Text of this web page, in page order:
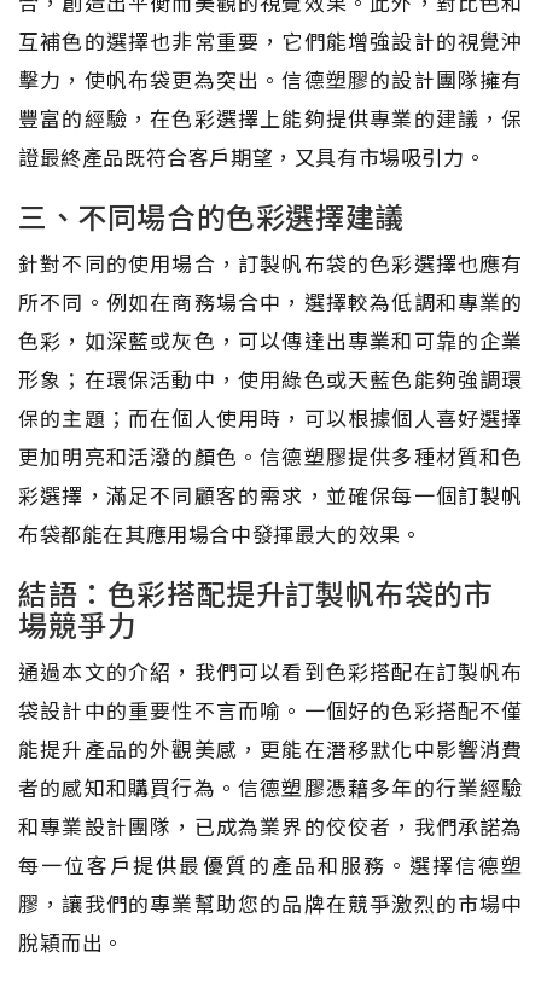
互補色的選擇也非常重要，它們能增強設計的視覺沖
擊力，使帆布袋更為突出。信德塑膠的設計團隊擁有
豐富的經驗，在色彩選擇上能夠提供專業的建議，保
證最終產品既符合客戶期望，又具有市場吸引力。
三、不同場合的色彩選擇建議
針對不同的使用場合，訂製帆布袋的色彩選擇也應有
所不同。例如在商務場合中，選擇較為低調和專業的
色彩，如深藍或灰色，可以傳達出專業和可靠的企業
形象；在環保活動中，使用綠色或天藍色能夠強調環
保的主題；而在個人使用時，可以根據個人喜好選擇
更加明亮和活潑的顏色。信德塑膠提供多種材質和色
彩選擇，滿足不同顧客的需求，並確保每一個訂製帆
布袋都能在其應用場合中發揮最大的效果。
結語：色彩搭配提升訂製帆布袋的市
場競爭力
通過本文的介紹，我們可以看到色彩搭配在訂製帆布
袋設計中的重要性不言而喻。一個好的色彩搭配不僅
能提升產品的外觀美感，更能在潛移默化中影響消費
者的感知和購買行為。信德塑膠憑藉多年的行業經驗
和專業設計團隊，已成為業界的佼佼者，我們承諾為
每一位客戶提供最優質的產品和服務。選擇信德塑
膠，讓我們的專業幫助您的品牌在競爭激烈的市場中
脫穎而出。